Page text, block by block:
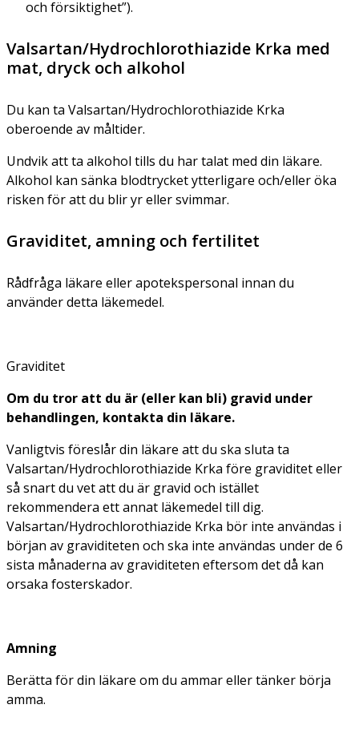
och försiktighet”).
Valsartan/Hydrochlorothiazide Krka med
mat, dryck och alkohol
Du kan ta Valsartan/Hydrochlorothiazide Krka
oberoende av måltider.
Undvik att ta alkohol tills du har talat med din läkare.
Alkohol kan sänka blodtrycket ytterligare och/eller öka
risken för att du blir yr eller svimmar.
Graviditet, amning och fertilitet
Rådfråga läkare eller apotekspersonal innan du
använder detta läkemedel.
Graviditet
Om du tror att du är (eller kan bli) gravid under
behandlingen, kontakta din läkare.
Vanligtvis föreslår din läkare att du ska sluta ta
Valsartan/Hydrochlorothiazide Krka före graviditet eller
så snart du vet att du är gravid och istället
rekommendera ett annat läkemedel till dig.
Valsartan/Hydrochlorothiazide Krka bör inte användas i
början av graviditeten och ska inte användas under de 6
sista månaderna av graviditeten eftersom det då kan
orsaka fosterskador.
Amning
Berätta för din läkare om du ammar eller tänker börja
amma.